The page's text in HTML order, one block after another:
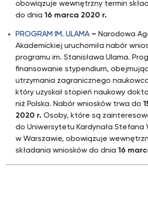
obowiązuje wewnętrzny termin
do dnia 16 marca 2020 r.
PROGRAM IM. ULAMA – Narodowa
Akademickiej uruchomiła nabór
programu im. Stanisława Ulama.
finansowanie stypendium,
utrzymania zagranicznego
który uzyskał stopień naukowy
niż Polska. Nabór wniosków trwa do
2020 r. Osoby, które są
do Uniwersytetu Kardynała Stefana
w Warszawie, obowiązuje
składania wniosków do dnia 16